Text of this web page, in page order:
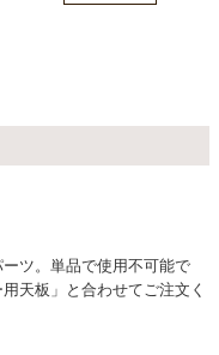
ツ。単品で使用不可能で
天板」と合わせてご注文く